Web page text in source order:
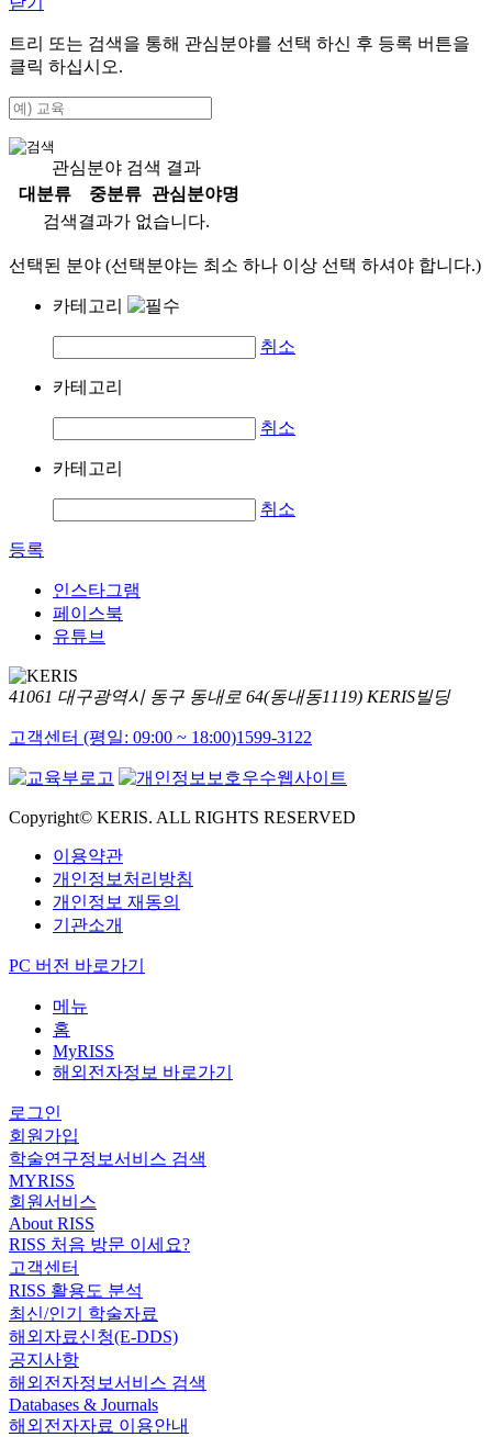
트리 또는 검색을 통해 관심분야를 선택 하신 후 등록 버튼을
클릭 하십시오.
관심분야 검색 결과
대분류
중분류
관심분야명
검색결과가 없습니다.
선택된 분야 (선택분야는 최소 하나 이상 선택 하셔야 합니다.)
카테고리
취소
카테고리
취소
카테고리
취소
등록
인스타그램
페이스북
유튜브
41061 대구광역시 동구 동내로 64(동내동1119) KERIS빌딩
고객센터 (평일: 09:00 ~ 18:00)1599-3122
Copyright© KERIS. ALL RIGHTS RESERVED
이용약관
개인정보처리방침
개인정보 재동의
기관소개
PC 버전 바로가기
메뉴
홈
MyRISS
해외전자정보 바로가기
로그인
회원가입
학술연구정보서비스 검색
MYRISS
회원서비스
About RISS
RISS 처음 방문 이세요?
고객센터
RISS 활용도 분석
최신/인기 학술자료
해외자료신청(E-DDS)
공지사항
해외전자정보서비스 검색
Databases & Journals
해외전자자료 이용안내